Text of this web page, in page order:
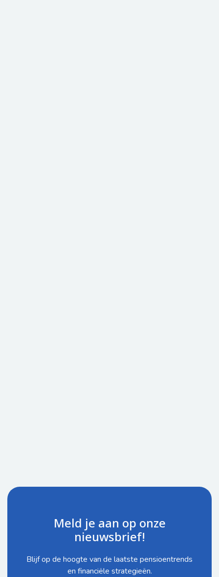
Meld je aan op onze
nieuwsbrief!
Blijf op de hoogte van de laatste pensioentrends
en financiële strategieën.